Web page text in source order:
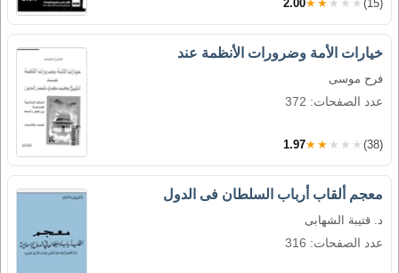
2.00★★★★★ (15)
خيارات الأمة وضرورات الأنظمة عند
فرح موسى
عدد الصفحات: 372
1.97★★★★★ (38)
معجم ألقاب أرباب السلطان فى الدول
د. قتيبة الشهابى
عدد الصفحات: 316